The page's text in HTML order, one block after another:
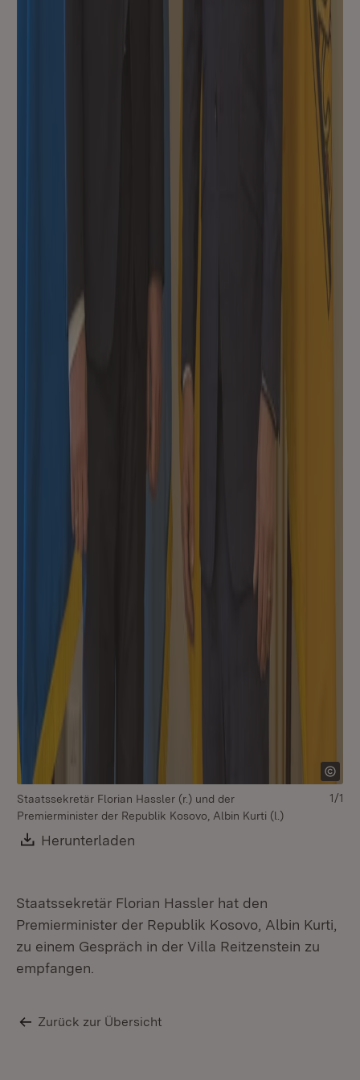
Staatssekretär Florian Hassler (r.) und der
Premierminister der Republik Kosovo, Albin Kurti (l.)
Download:
Herunterladen
1/1
Staatssekretär Florian Hassler hat den
Premierminister der Republik Kosovo, Albin Kurti,
zu einem Gespräch in der Villa Reitzenstein zu
empfangen.
Zurück zur Übersicht